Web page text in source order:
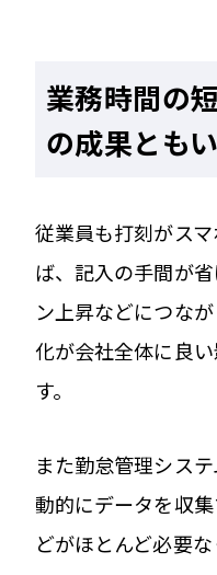
業務時間の
の成果とも
従業員も打刻がス
ば、記入の手間が
ン上昇などにつな
化が会社全体に良
す。
また勤怠管理シス
動的にデータを収
どがほとんど必要な